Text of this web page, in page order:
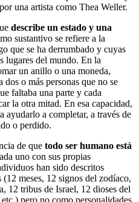
una artista como Thea Weller.
describe un estado y una
sustantivo se refiere a la
que se ha derrumbado y cuyas
lugares del mundo. En la
un anillo o una moneda,
o más personas que no se
faltaba una parte y cada
la otra mitad. En esa capacidad,
ayudarlo a completar, a través de
o perdido.
de que todo ser humano está
uno con sus propias
han sido descritos
meses, 12 signos del zodíaco,
12 tribus de Israel, 12 dioses del
pero no como personalidades